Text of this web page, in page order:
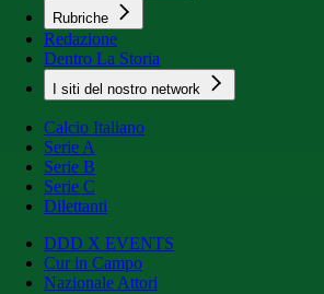
Rubriche
Redazione
Dentro La Storia
I siti del nostro network
Calcio Italiano
Serie A
Serie B
Serie C
Dilettanti
DDD X EVENTS
Cur in Campo
Nazionale Attori